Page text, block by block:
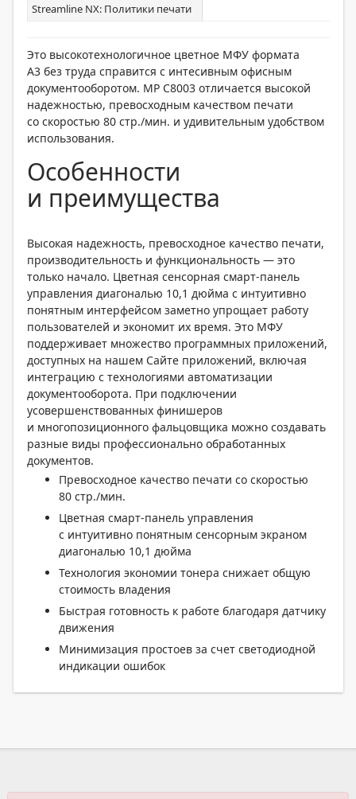
Streamline NX: Политики печати
Это высокотехнологичное цветное МФУ формата
А3 без труда справится с интесивным офисным
документооборотом. MP C8003 отличается высокой
надежностью, превосходным качеством печати
со скоростью 80 стр./мин. и удивительным удобством
использования.
Особенности
и преимущества
Высокая надежность, превосходное качество печати,
производительность и функциональность — это
только начало. Цветная сенсорная смарт-панель
управления диагональю 10,1 дюйма с интуитивно
понятным интерфейсом заметно упрощает работу
пользователей и экономит их время. Это МФУ
поддерживает множество программных приложений,
доступных на нашем Сайте приложений, включая
интеграцию с технологиями автоматизации
документооборота. При подключении
усовершенствованных финишеров
и многопозиционного фальцовщика можно создавать
разные виды профессионально обработанных
документов.
Превосходное качество печати со скоростью
80 стр./мин.
Цветная смарт-панель управления
с интуитивно понятным сенсорным экраном
диагональю 10,1 дюйма
Технология экономии тонера снижает общую
стоимость владения
Быстрая готовность к работе благодаря датчику
движения
Минимизация простоев за счет светодиодной
индикации ошибок